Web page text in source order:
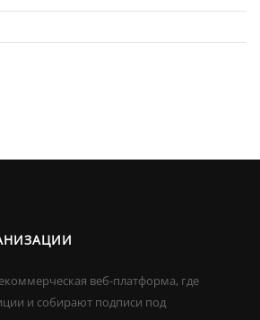
веб-платформа, где
и собирают подписи под